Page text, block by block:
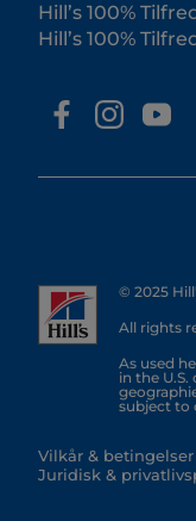
Hill’s 100%
Hill’s 100%
© 2025
All rights
As used
in the
subject to
Vilkår & betingelser
Juridisk &